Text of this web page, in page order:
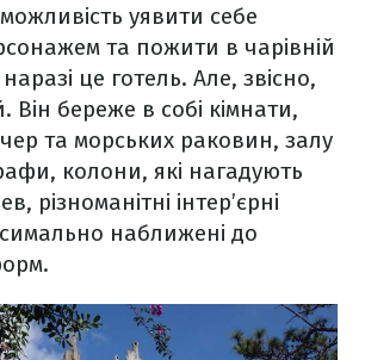
уявити себе
та пожити в чарівній
це готель. Але, звісно,
Він береже в собі кімнати,
та морських раковин, залу
колони, які нагадують
різноманітні інтер’єрні
наближені до